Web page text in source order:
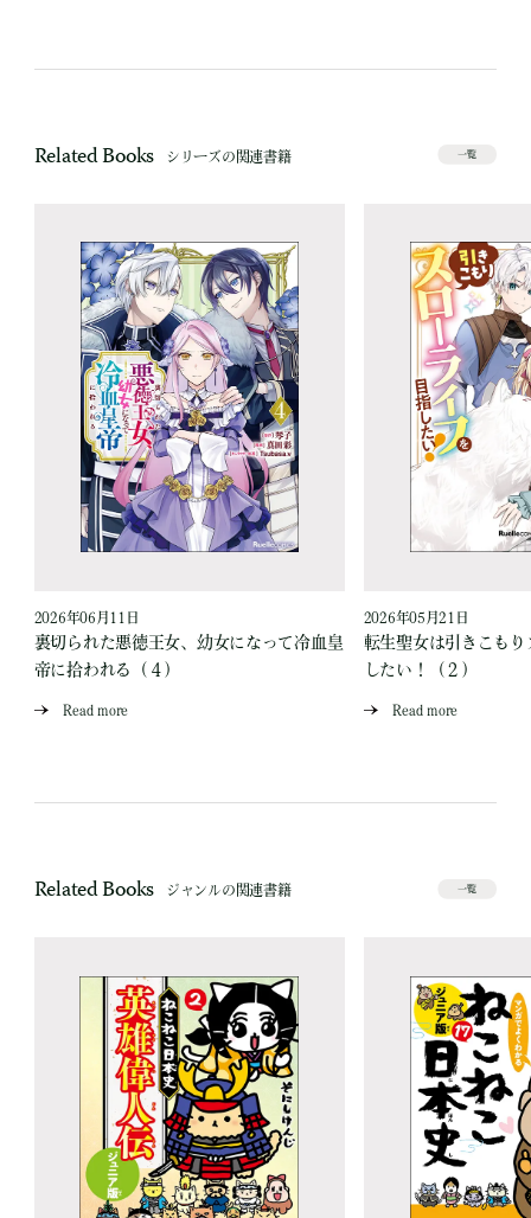
Related Books シリーズの関連書籍 一覧
2026年06月11日
裏切られた悪徳王女、幼女になって冷血皇
帝に拾われる（４）
Read more
2026年05月21日
転生聖女は引きこも
したい！（２）
Read more
Related Books ジャンルの関連書籍 一覧